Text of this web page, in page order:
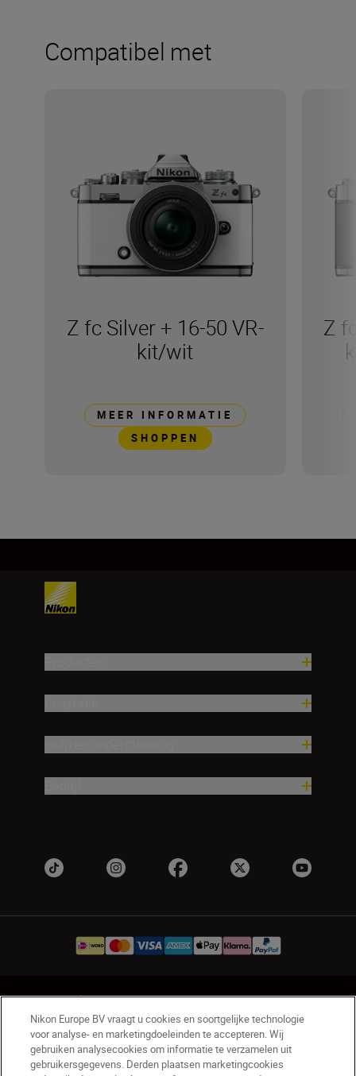
Compatibel met
Z fc Silver + 16-50 VR-
kit/wit
MEER INFORMATIE
SHOPPEN
Z
NL Nikon Sites
Contact opnemen
Privacyverklaring
Gebruiksvoorwaarden
Nikon Store - Algemene voorwaarden
Nikon Europe BV vraagt u cookies en soortgelijke technologie
voor analyse- en marketingdoeleinden te accepteren. Wij
gebruiken analysecookies om informatie te verzamelen uit
gebruikersgegevens. Derden plaatsen marketingcookies